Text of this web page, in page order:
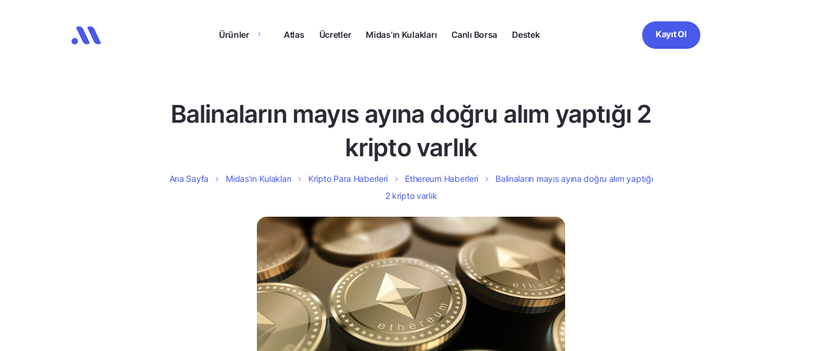
Ürünler Atlas Ücretler Midas’ın Kulakları Canlı Borsa Destek Kayıt Ol
Balinaların mayıs ayına doğru alım yaptığı 2
kripto varlık
Ana Sayfa Midas’ın Kulakları Kripto Para Haberleri Ethereum Haberleri
Balinaların mayıs ayına doğru alım yaptığı
2 kripto varlık